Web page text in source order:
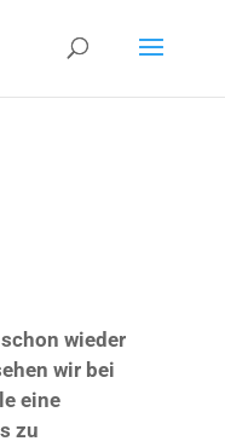
wieder
wir bei
eine
zu